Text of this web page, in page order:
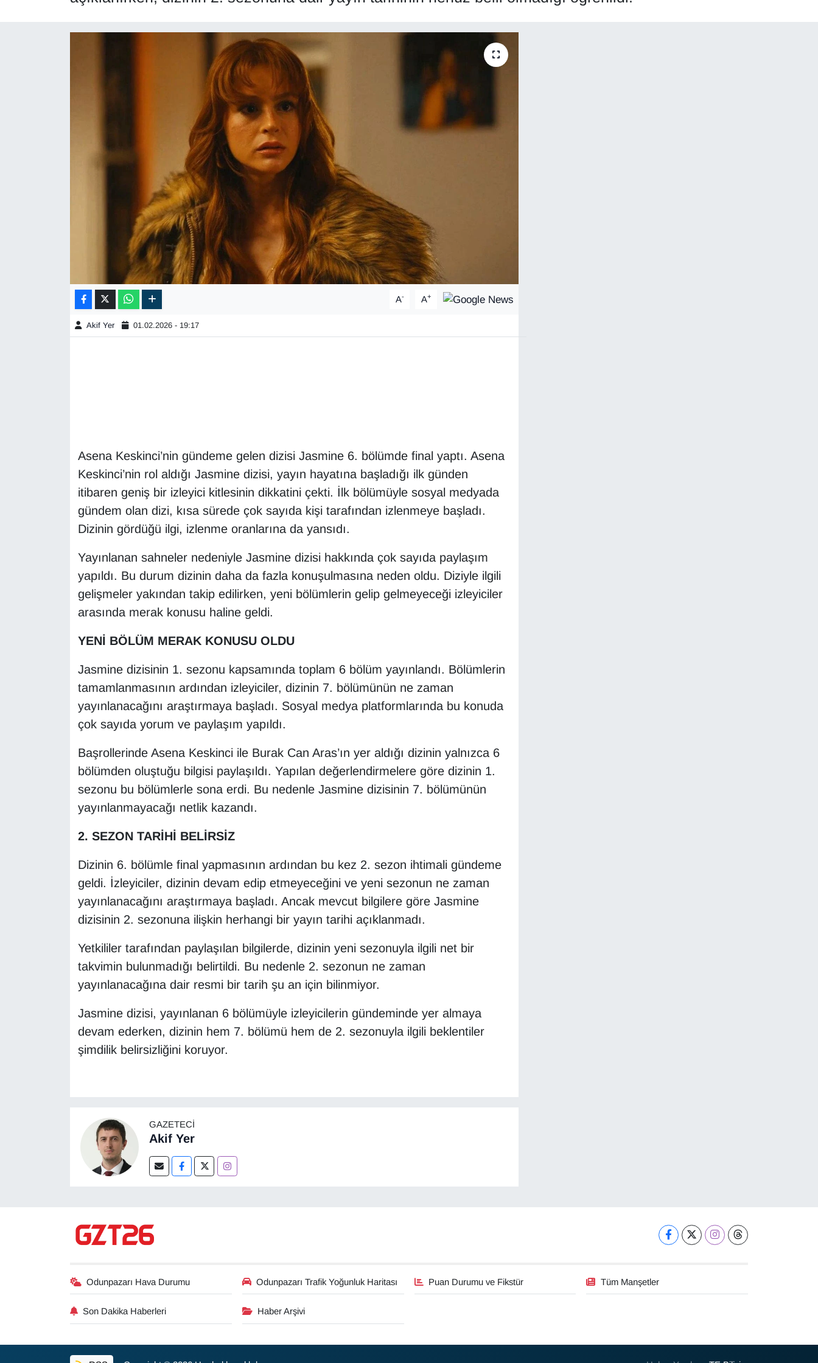
A- A+
Akif Yer 01.02.2026 - 19:17
Asena Keskinci’nin gündeme gelen dizisi Jasmine 6. bölümde final yaptı. Asena
Keskinci’nin rol aldığı Jasmine dizisi, yayın hayatına başladığı ilk günden
itibaren geniş bir izleyici kitlesinin dikkatini çekti. İlk bölümüyle sosyal medyada
gündem olan dizi, kısa sürede çok sayıda kişi tarafından izlenmeye başladı.
Dizinin gördüğü ilgi, izlenme oranlarına da yansıdı.
Yayınlanan sahneler nedeniyle Jasmine dizisi hakkında çok sayıda paylaşım
yapıldı. Bu durum dizinin daha da fazla konuşulmasına neden oldu. Diziyle ilgili
gelişmeler yakından takip edilirken, yeni bölümlerin gelip gelmeyeceği izleyiciler
arasında merak konusu haline geldi.
YENİ BÖLÜM MERAK KONUSU OLDU
Jasmine dizisinin 1. sezonu kapsamında toplam 6 bölüm yayınlandı. Bölümlerin
tamamlanmasının ardından izleyiciler, dizinin 7. bölümünün ne zaman
yayınlanacağını araştırmaya başladı. Sosyal medya platformlarında bu konuda
çok sayıda yorum ve paylaşım yapıldı.
Başrollerinde Asena Keskinci ile Burak Can Aras’ın yer aldığı dizinin yalnızca 6
bölümden oluştuğu bilgisi paylaşıldı. Yapılan değerlendirmelere göre dizinin 1.
sezonu bu bölümlerle sona erdi. Bu nedenle Jasmine dizisinin 7. bölümünün
yayınlanmayacağı netlik kazandı.
2. SEZON TARİHİ BELİRSİZ
Dizinin 6. bölümle final yapmasının ardından bu kez 2. sezon ihtimali gündeme
geldi. İzleyiciler, dizinin devam edip etmeyeceğini ve yeni sezonun ne zaman
yayınlanacağını araştırmaya başladı. Ancak mevcut bilgilere göre Jasmine
dizisinin 2. sezonuna ilişkin herhangi bir yayın tarihi açıklanmadı.
Yetkililer tarafından paylaşılan bilgilerde, dizinin yeni sezonuyla ilgili net bir
takvimin bulunmadığı belirtildi. Bu nedenle 2. sezonun ne zaman
yayınlanacağına dair resmi bir tarih şu an için bilinmiyor.
Jasmine dizisi, yayınlanan 6 bölümüyle izleyicilerin gündeminde yer almaya
devam ederken, dizinin hem 7. bölümü hem de 2. sezonuyla ilgili beklentiler
şimdilik belirsizliğini koruyor.
GAZETECI
Akif Yer
Odunpazarı Hava Durumu Odunpazarı Trafik Yoğunluk Haritası Puan Durumu ve Fikstür Tüm Manşetler
Son Dakika Haberleri Haber Arşivi